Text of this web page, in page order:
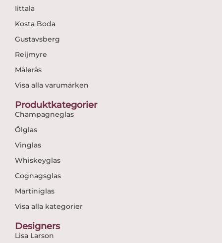
Iittala
Kosta Boda
Gustavsberg
Reijmyre
Målerås
Visa alla varumärken
Produktkategorier
Champagneglas
Ölglas
Vinglas
Whiskeyglas
Cognagsglas
Martiniglas
Visa alla kategorier
Designers
Lisa Larson